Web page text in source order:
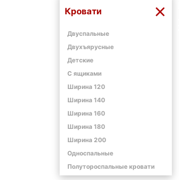
Кровати
Двуспальные
Двухъярусные
Детские
С ящиками
Ширина 120
Ширина 140
Ширина 160
Ширина 180
Ширина 200
Односпальные
Полутороспальные кровати